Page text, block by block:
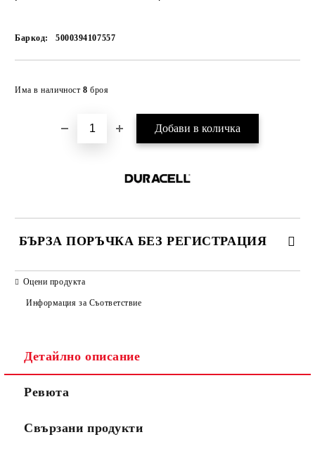
Баркод: 5000394107557
Има в наличност 8 броя
БЪРЗА ПОРЪЧКА БЕЗ РЕГИСТРАЦИЯ
Съгласен съм с
Ние ще се свържем с вас в рамките на работния ден.
Оцени продукта
Информация за Съответствие
Детайлно описание
Ревюта
Свързани продукти